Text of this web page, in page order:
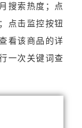
搜索热度；点
点击监控按钮
看该商品的详
一次关键词查